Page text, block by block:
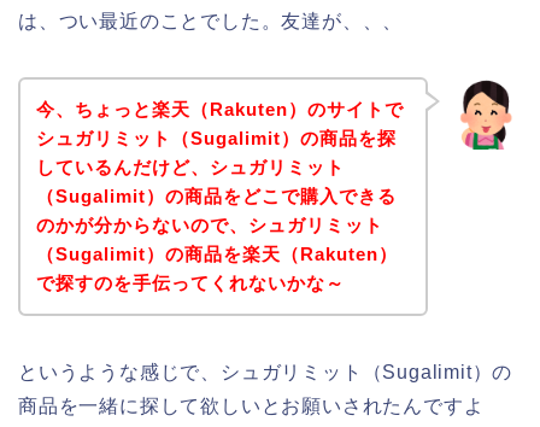
は、つい最近のことでした。友達が、、、
今、ちょっと楽天（Rakuten）のサイトで
シュガリミット（Sugalimit）の商品を探
しているんだけど、シュガリミット
（Sugalimit）の商品をどこで購入できる
のかが分からないので、シュガリミット
（Sugalimit）の商品を楽天（Rakuten）
で探すのを手伝ってくれないかな～
というような感じで、シュガリミット（Sugalimit）の
商品を一緒に探して欲しいとお願いされたんですよ